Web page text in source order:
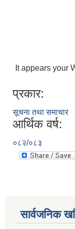
It appears your
प्रकार:
सूचना तथा समाचार
आर्थिक वर्ष:
०८२/०८३
सार्वजनिक